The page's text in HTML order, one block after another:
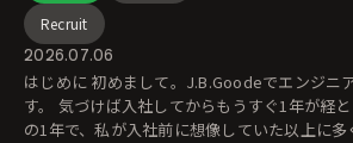
Recruit
2026.07.06
はじめに 初めまして。J.B.Goodeでエンジニアをしている藤本で
す。 気づけば入社してからもうすぐ1年が経とうとしています。 こ
の1年で、私が入社前に想像していた以上に多